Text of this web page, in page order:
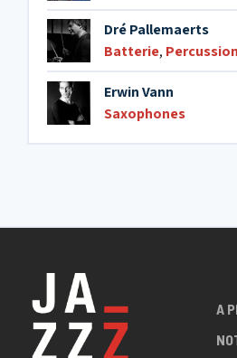
Dré Pallemaerts
Batterie,
Erwin Vann
Saxophones
A